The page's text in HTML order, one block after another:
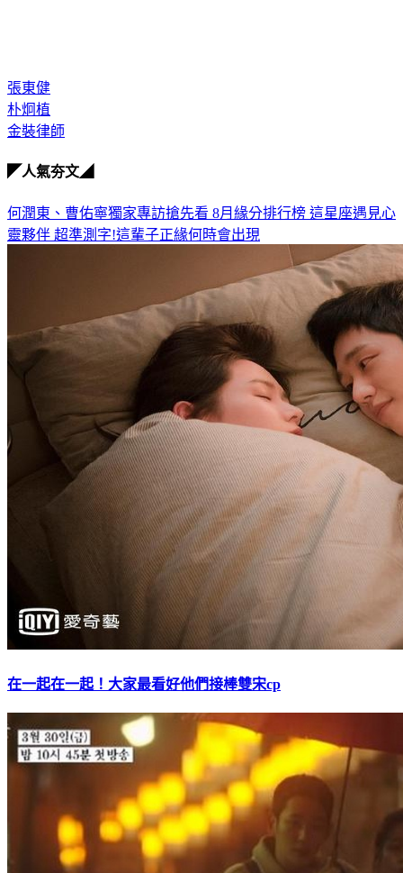
張東健
朴炯植
金裝律師
◤人氣夯文◢
何潤東、曹佑寧獨家專訪搶先看 8月緣分排行榜 這星座遇見心
靈夥伴 超準測字!這輩子正緣何時會出現
在一起在一起！大家最看好他們接棒雙宋cp